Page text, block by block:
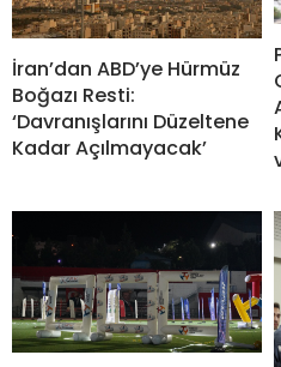
İran’dan ABD’ye Hürmüz
Boğazı Resti:
‘Davranışlarını Düzeltene
Kadar Açılmayacak’